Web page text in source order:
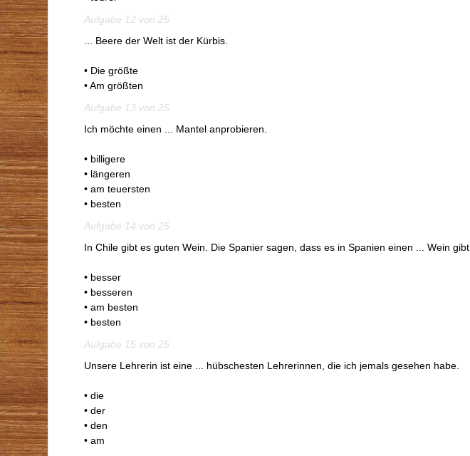
Aufgabe 12 von 25
... Beere der Welt ist der Kürbis.
• Die größte
• Am größten
Aufgabe 13 von 25
Ich möchte einen ... Mantel anprobieren.
• billigere
• längeren
• am teuersten
• besten
Aufgabe 14 von 25
In Chile gibt es guten Wein. Die Spanier sagen, dass es in Spanien einen ... Wein gibt.
• besser
• besseren
• am besten
• besten
Aufgabe 15 von 25
Unsere Lehrerin ist eine ... hübschesten Lehrerinnen, die ich jemals gesehen habe.
• die
• der
• den
• am